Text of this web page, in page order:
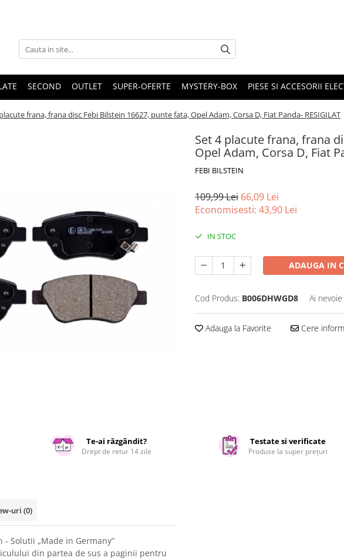
SECOND OUTLET SUPER-OFERTE MYSTERY-BOX PIESE SI ACCESORII
frana, frana disc Febi Bilstein 16627, punte fata, Opel Adam, Corsa D, Fiat Panda- RESIGILAT
Set 4 placute frana, frana
Opel Adam, Corsa D, Fiat
FEBI BILSTEIN
109,99 Lei 66,09 Lei
Economisesti: 43,90 Lei
IN STOC
ADAUGA IN
Cod Produs: B006DHWGD8 Ai
Adauga la Favorite Cere
Te-ai răzgândit?
Drept de retur 14 zile
Testate si verificate
Produse la super prețuri
uri (0)
Solutii „Made in Germany”
din partea de sus a paginii pentru